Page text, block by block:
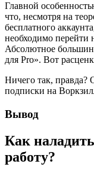
Главной
что, несмотря на
бесплатного
необходимо перейти
Абсолютное
для Pro». Вот
Ничего так, правда?
подписки на
Вывод
Как
работу?